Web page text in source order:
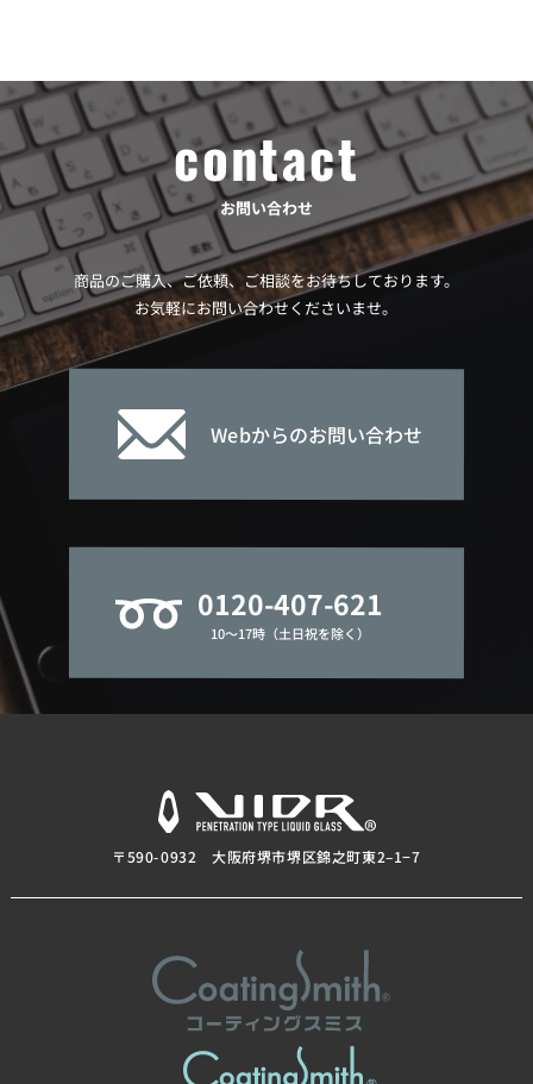
contact
お問い合わせ
商品のご購入、ご依頼、ご相談をお待ちしております。
お気軽にお問い合わせくださいませ。
Webからのお問い合わせ
0120-407-621
10～17時（土日祝を除く）
〒590-0932 大阪府堺市堺区錦之町東2–1−7